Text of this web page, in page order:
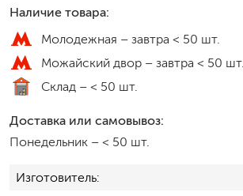
Наличие товара:
Молодежная – завтра < 50 шт.
Можайский двор – завтра < 50 шт.
Склад – < 50 шт.
Доставка или самовывоз:
Понедельник – < 50 шт.
Изготовитель